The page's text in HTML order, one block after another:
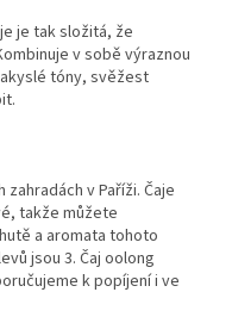
je tak složitá, že
v sobě výraznou
tóny, svěžest
v Paříži. Čaje
takže můžete
a aromata tohoto
jsou 3. Čaj oolong
k popíjení i ve